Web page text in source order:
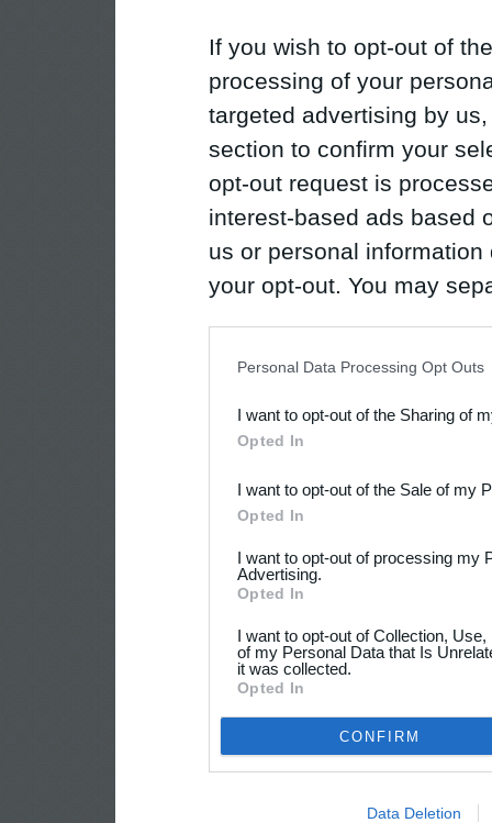
If you wish to opt-out of
processing of your
targeted advertising by
section to confirm your
opt-out request is
interest-based ads based
us or personal
your opt-out. You may
Downstream Participants
third parties.
Personal Data Processing Opt Outs
I want to opt-out of the Sharing of
Opted In
I want to opt-out of the Sale of my
Opted In
I want to opt-out of processing my
Advertising.
Opted In
I want to opt-out of Collection,
of my Personal Data that Is
it was collected.
Opted In
CONFIRM
Data Deletion